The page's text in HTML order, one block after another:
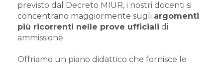
previsto dal Decreto MIUR, i nostri docenti si
concentrano maggiormente sugli argomenti
più ricorrenti nelle prove ufficiali di
ammissione.
Offriamo un piano didattico che fornisce le